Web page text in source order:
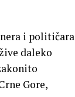
i političara
daleko
Gore,